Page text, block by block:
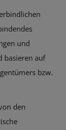
und
basieren auf
bzw.
den